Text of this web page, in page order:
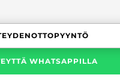
WHATSAPPILLA